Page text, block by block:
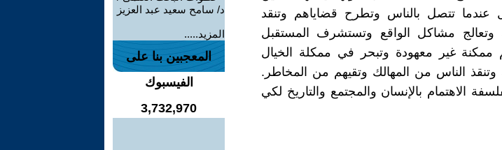
تتصل بالناس وتطرح قضاياهم وتنقد
وتعالج مشاكل الواقع وتستشرف المستقبل
ممكنة غير معهودة وتبحر في ممكلة الخيال
الناس من المهالك وتقيهم من المخاطر.
الاهتمام بالإنسان والمجتمع والتاريخ لكي
د/ سامح سعيد عبد العزيز
المزيد.....
المعجبين بنا على
الفيسبوك
3,732,970